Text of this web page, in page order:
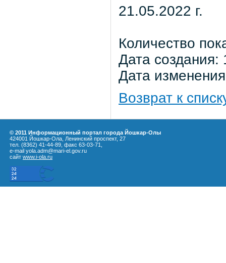
21.05.2022 г.
Количество
Дата
Дата
Возврат к
© 2011 Информационный портал города Йошкар-Олы
424001 Йошкар-Ола, Ленинский проспект, 27
тел. (8362) 41-44-89, факс 63-03-71,
e-mail yola.adm@mari-el.gov.ru
сайт www.i-ola.ru